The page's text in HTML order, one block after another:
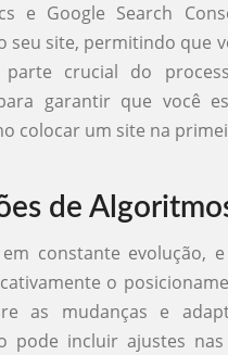
e Google Search
seu site, permitindo que
crucial do
garantir que você
colocar um site na
de
constante evolução,
o
as mudanças e
pode incluir ajustes